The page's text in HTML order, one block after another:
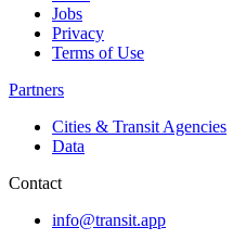
Jobs
Privacy
Terms of Use
Partners
Cities & Transit Agencies
Data
Contact
info@transit.app